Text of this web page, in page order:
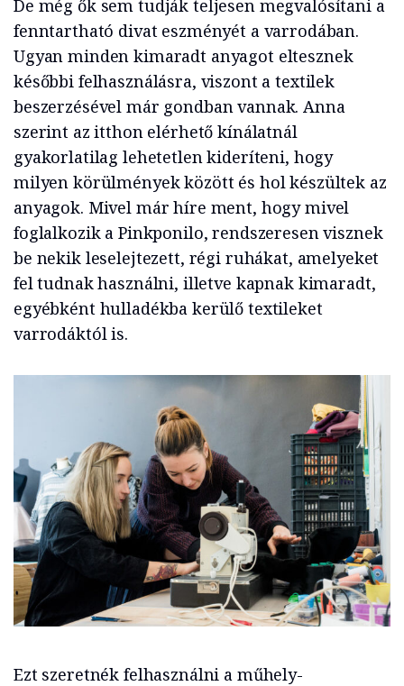
De még ők sem tudják teljesen megvalósítani a
fenntartható divat eszményét a varrodában.
Ugyan minden kimaradt anyagot eltesznek
későbbi felhasználásra, viszont a textilek
beszerzésével már gondban vannak. Anna
szerint az itthon elérhető kínálatnál
gyakorlatilag lehetetlen kideríteni, hogy
milyen körülmények között és hol készültek az
anyagok. Mivel már híre ment, hogy mivel
foglalkozik a Pinkponilo, rendszeresen visznek
be nekik leselejtezett, régi ruhákat, amelyeket
fel tudnak használni, illetve kapnak kimaradt,
egyébként hulladékba kerülő textileket
varrodáktól is.
Ezt szeretnék felhasználni a műhely-